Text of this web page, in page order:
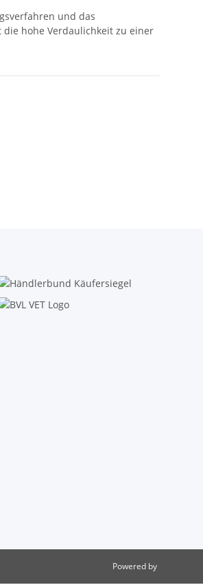
und das
hohe Verdaulichkeit zu einer
Powered by